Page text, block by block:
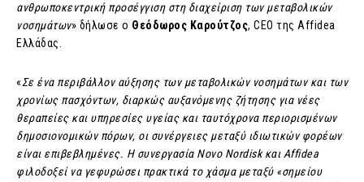
ανθρωποκεντρική προσέγγιση στη διαχείριση των μεταβολικών
νοσημάτων» δήλωσε ο Θεόδωρος Καρούτζος, CEO της Affidea
Ελλάδας.
«Σε ένα περιβάλλον αύξησης των μεταβολικών νοσημάτων και των
χρονίως πασχόντων, διαρκώς αυξανόμενης ζήτησης για νέες
θεραπείες και υπηρεσίες υγείας και ταυτόχρονα περιορισμένων
δημοσιονομικών πόρων, οι συνέργειες μεταξύ ιδιωτικών φορέων
είναι επιβεβλημένες. Η συνεργασία Novo Nordisk και Affidea
φιλοδοξεί να γεφυρώσει πρακτικά το χάσμα μεταξύ «σημείου